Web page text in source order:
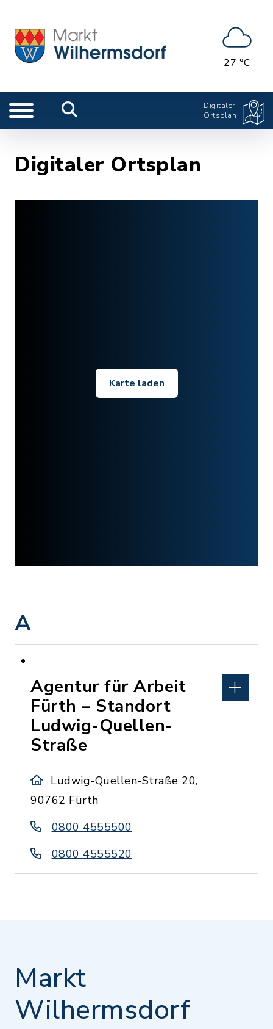
27 °C
Digitaler
Ortsplan
Digitaler Ortsplan
Karte laden
A
Agentur für Arbeit
Fürth – Standort
Ludwig-Quellen-
Straße
Ludwig-Quellen-Straße 20,
90762 Fürth
0800 4555500
0800 4555520
Markt
Wilhermsdorf